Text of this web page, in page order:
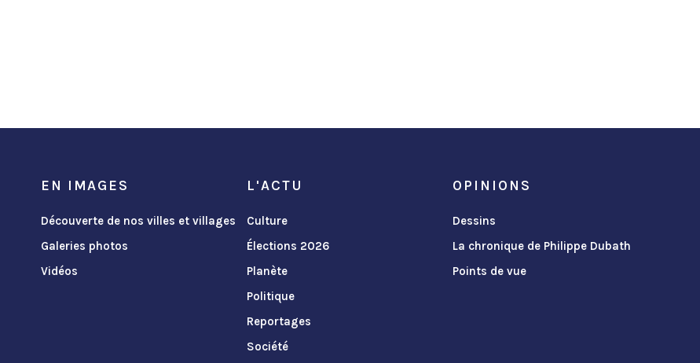
EN IMAGES
Découverte de nos villes et villages
Galeries photos
Vidéos
L'ACTU
Culture
Élections 2026
Planète
Politique
Reportages
Société
OPINIONS
Dessins
La chronique de Philippe Dubath
Points de vue